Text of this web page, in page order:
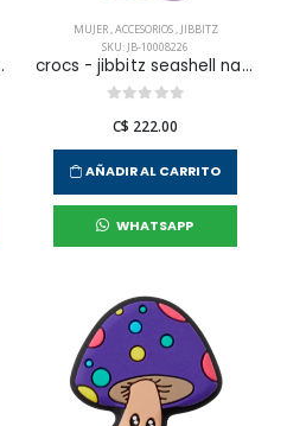
unisex
MUJER,ACCESORIOS, JIBBITZ
SKU: JB-10008226
crocs - jibbitz seashell naturaleza unisex
C$ 222.00
AÑADIR AL CARRITO
WHATSAPP